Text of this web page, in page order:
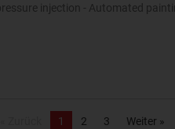
injection - Automated
1 2 3 Weiter »